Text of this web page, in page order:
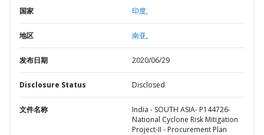
国家 印度,
地区 南亚,
发布日期 2020/06/29
Disclosure Status Disclosed
文件名称
India - SOUTH ASIA- P144726-
National Cyclone Risk Mitigation
Project-II - Procurement Plan